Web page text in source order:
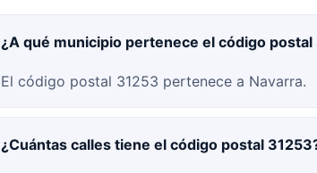
¿A qué municipio pertenece el código postal
El código postal 31253 pertenece a Navarra.
¿Cuántas calles tiene el código postal